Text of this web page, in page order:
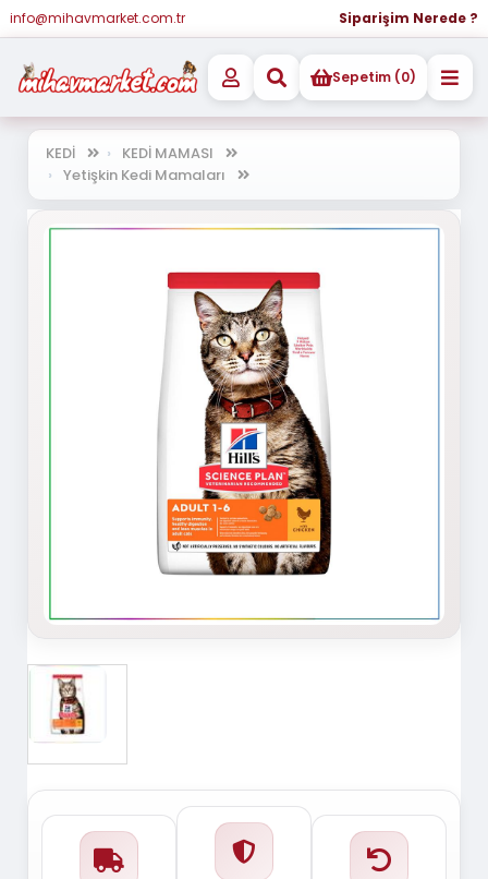
info@mihavmarket.com.tr Siparişim Nerede ?
Sepetim (0)
KEDİ
KEDİ MAMASI
Yetişkin Kedi Mamaları